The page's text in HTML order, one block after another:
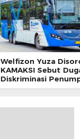
Welfizon Yuza
KAMAKSI Sebut
Diskriminasi
TransJakarta